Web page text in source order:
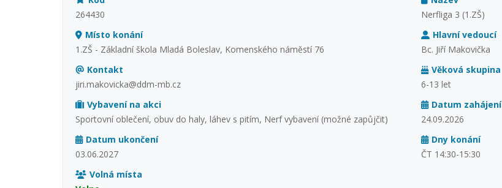
264430
Nerfliga 3 (1.ZŠ)
Místo konání
1.ZŠ - Základní škola Mladá Boleslav, Komenského náměstí 76
Hlavní vedoucí
Bc. Jiří Makovička
Kontakt
jiri.makovicka@ddm-mb.cz
Věková skupina
6-13 let
Vybavení na akci
Sportovní oblečení, obuv do haly, láhev s pitím, Nerf vybavení (možné zapůjčit)
Datum zahájení
24.09.2026
Datum ukončení
03.06.2027
Dny konání
ČT 14:30-15:30
Volná místa